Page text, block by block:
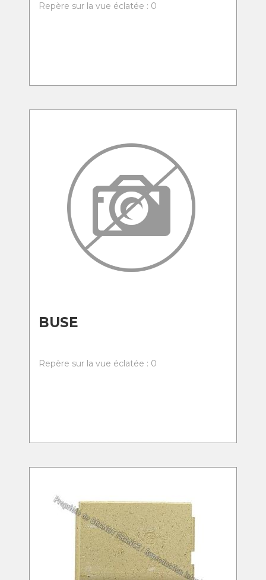
Repère sur la vue éclatée : 0
BUSE
Repère sur la vue éclatée : 0